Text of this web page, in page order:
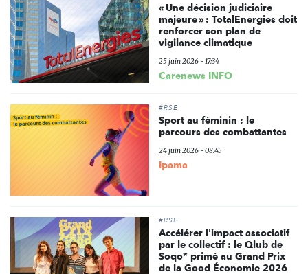
« Une décision judiciaire
majeure » : TotalEnergies doit
renforcer son plan de
vigilance climatique
25 juin 2026 - 17:34
Carenews INFO
#RSE
Sport au féminin : le
parcours des combattantes
24 juin 2026 - 08:45
Ipama
#RSE
Accélérer l'impact associatif
par le collectif : le Qlub de
Soqo* primé au Grand Prix
de la Good Économie 2026